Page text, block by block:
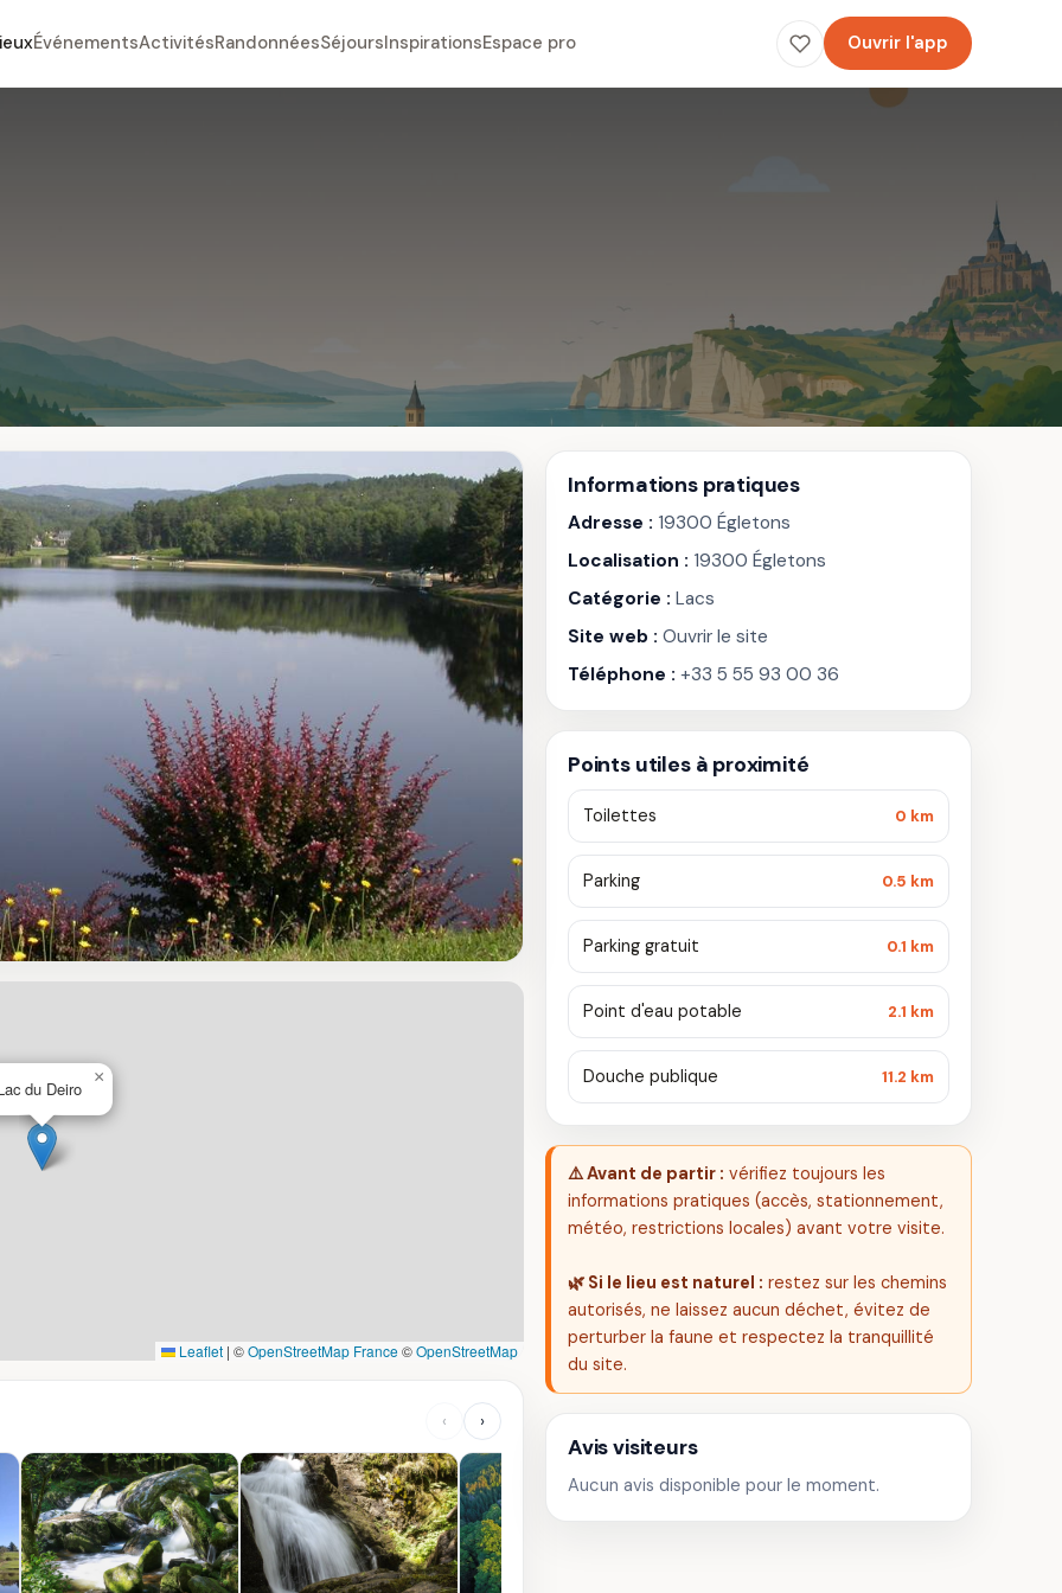
ÉvénementsActivitésRandonnéesSéjoursInspirationsEspace pro Ouvrir l'app
du Deiro
×
Leaflet | ©OpenStreetMap France©OpenStreetMap
‹ ›
Informations pratiques
Adresse : 19300 Égletons
Localisation : 19300 Égletons
Catégorie : Lacs
Site web : Ouvrir le site
Téléphone : +33 5 55 93 00 36
Points utiles à proximité
Toilettes 0 km
Parking 0.5 km
Parking gratuit 0.1 km
Point d'eau potable 2.1 km
Douche publique 11.2 km
⚠️ Avant de partir : vérifiez toujours les
informations pratiques (accès, stationnement,
météo, restrictions locales) avant votre visite.
🌿 Si le lieu est naturel : restez sur les chemins
autorisés, ne laissez aucun déchet, évitez de
perturber la faune et respectez la tranquillité
du site.
Avis visiteurs
Aucun avis disponible pour le moment.